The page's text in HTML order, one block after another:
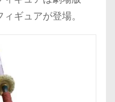
ィギュアが登場。